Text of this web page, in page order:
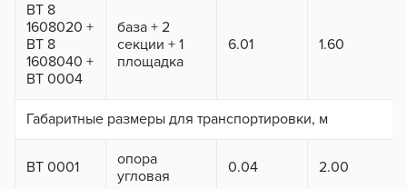
ВТ 8
1608020 +
ВТ 8
1608040 +
ВТ 0004
база + 2
секции + 1
площадка
6.01 1.60
Габаритные размеры для транспортировки, м
ВТ 0001
опора
угловая
0.04 2.00